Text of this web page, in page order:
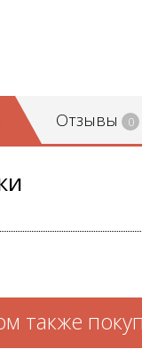
Отзывы 0
также